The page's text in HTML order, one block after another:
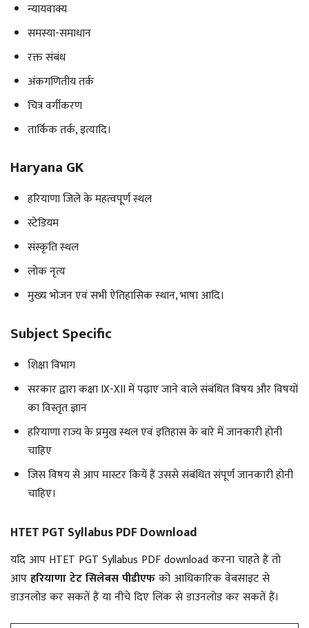
न्यायवाक्य
समस्या-समाधान
रक्त संबंध
अंकगणितीय तर्क
चित्र वर्गीकरण
तार्किक तर्क, इत्यादि।
Haryana GK
हरियाणा जिले के महत्वपूर्ण स्थल
स्टेडियम
संस्कृति स्थल
लोक नृत्य
मुख्य भोजन एवं सभी ऐतिहासिक स्थान, भाषा आदि।
Subject Specific
शिक्षा विभाग
सरकार द्वारा कक्षा IX-XII में पढ़ाए जाने वाले संबंधित विषय और विषयों
का विस्तृत ज्ञान
हरियाणा राज्य के प्रमुख स्थल एवं इतिहास के बारे में जानकारी होनी
चाहिए
जिस विषय से आप मास्टर कियें हैं उससे संबंधित संपूर्ण जानकारी होनी
चाहिए।
HTET PGT Syllabus PDF Download
यदि आप HTET PGT Syllabus PDF download करना चाहते हैं तो
आपहरियाणा टेट सिलेबस पीडीएफको आधिकारिक वेबसाइट से
डाउनलोड कर सकतें हैं या नीचे दिएलिंक से डाउनलोड कर सकतें हैं।